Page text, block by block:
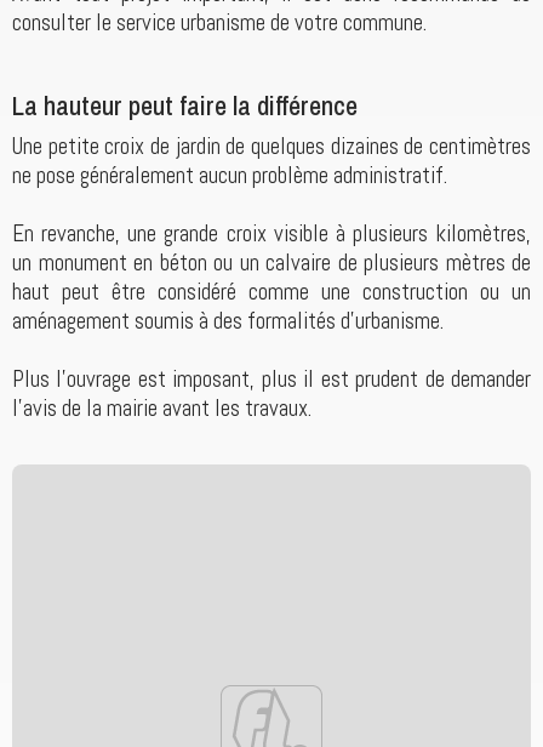
consulter le service urbanisme de votre commune.
La hauteur peut faire la différence
Une petite croix de jardin de quelques dizaines de centimètres
ne pose généralement aucun problème administratif.
En revanche, une grande croix visible à plusieurs kilomètres,
un monument en béton ou un calvaire de plusieurs mètres de
haut peut être considéré comme une construction ou un
aménagement soumis à des formalités d'urbanisme.
Plus l'ouvrage est imposant, plus il est prudent de demander
l'avis de la mairie avant les travaux.